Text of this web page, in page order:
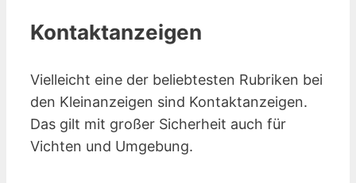
Kontaktanzeigen
Vielleicht eine der beliebtesten Rubriken bei
den Kleinanzeigen sind Kontakt­anzeigen.
Das gilt mit großer Sicherheit auch für
Vichten und Umgebung.